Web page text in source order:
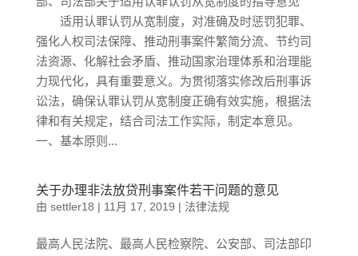
适用认罪认罚从宽制度，对准确及时惩罚犯罪、
强化人权司法保障、推动刑事案件繁简分流、节约司
法资源、化解社会矛盾、推动国家治理体系和治理能
力现代化，具有重要意义。为贯彻落实修改后刑事诉
讼法，确保认罪认罚从宽制度正确有效实施，根据法
律和有关规定，结合司法工作实际，制定本意见。
一、基本原则...
关于办理非法放贷刑事案件若干问题的意见
由 settler18 | 11月 17, 2019 | 法律法规
最高人民法院、最高人民检察院、公安部、司法部印